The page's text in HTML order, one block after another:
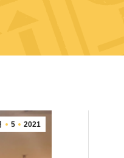
5 2021